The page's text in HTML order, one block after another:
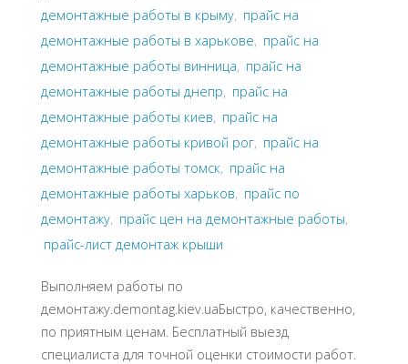
демонтажные работы в крыму, прайс на
демонтажные работы в харькове, прайс на
демонтажные работы винница, прайс на
демонтажные работы днепр, прайс на
демонтажные работы киев, прайс на
демонтажные работы кривой рог, прайс на
демонтажные работы томск, прайс на
демонтажные работы харьков, прайс по
демонтажу, прайс цен на демонтажные работы,
прайс-лист демонтаж крыши
Выполняем работы по
демонтажу.demontag.kiev.uaБыстро, качественно,
по приятным ценам. Бесплатный выезд
специалиста для точной оценки стоимости работ.